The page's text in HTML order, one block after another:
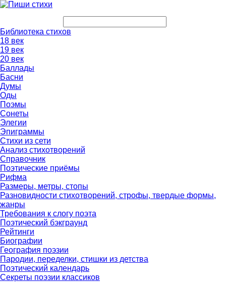
Библиотека стихов
18 век
19 век
20 век
Баллады
Басни
Думы
Оды
Поэмы
Сонеты
Элегии
Эпиграммы
Стихи из сети
Анализ стихотворений
Справочник
Поэтические приёмы
Рифма
Размеры, метры, стопы
Разновидности стихотворений, строфы, твердые формы,
жанры
Требования к слогу поэта
Поэтический бэкграунд
Рейтинги
Биографии
География поэзии
Пародии, переделки, стишки из детства
Поэтический календарь
Секреты поэзии классиков